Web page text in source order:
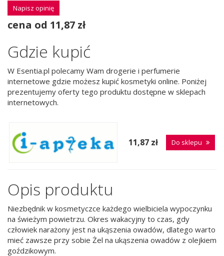
Napisz opinię
cena od 11,87 zł
Gdzie kupić
W Esentia.pl polecamy Wam drogerie i perfumerie
internetowe gdzie możesz kupić kosmetyki online. Poniżej
prezentujemy oferty tego produktu dostępne w sklepach
internetowych.
11,87 zł Do sklepu
Opis produktu
Niezbędnik w kosmetyczce każdego wielbiciela wypoczynku
na świeżym powietrzu. Okres wakacyjny to czas, gdy
człowiek narażony jest na ukąszenia owadów, dlatego warto
mieć zawsze przy sobie Żel na ukąszenia owadów z olejkiem
goździkowym.